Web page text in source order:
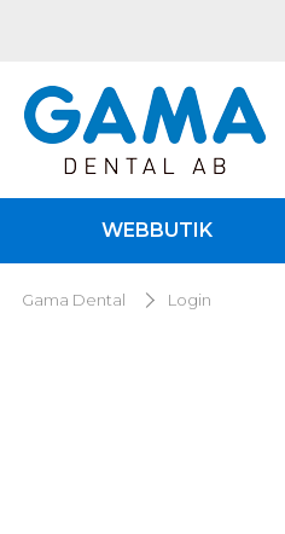
WEBBUTIK
Gama Dental Login